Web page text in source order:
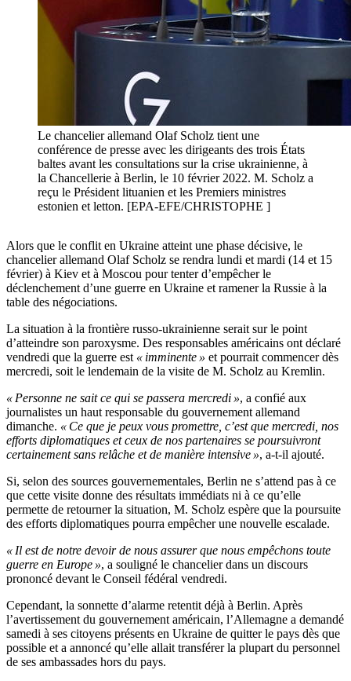
Le chancelier allemand Olaf Scholz tient une
conférence de presse avec les dirigeants des trois États
baltes avant les consultations sur la crise ukrainienne, à
la Chancellerie à Berlin, le 10 février 2022. M. Scholz a
reçu le Président lituanien et les Premiers ministres
estonien et letton. [EPA-EFE/CHRISTOPHE ]
Alors que le conflit en Ukraine atteint une phase décisive, le
chancelier allemand Olaf Scholz se rendra lundi et mardi (14 et 15
février) à Kiev et à Moscou pour tenter d’empêcher le
déclenchement d’une guerre en Ukraine et ramenerla Russie à la
table des négociations.
La situation à la frontière russo-ukrainienne serait sur le point
d’atteindre son paroxysme. Des responsables américains ont déclaré
vendredi que la guerre est « imminente » et pourrait commencer dès
mercredi, soit le lendemain de la visite de M. Scholz au Kremlin.
« Personne ne sait ce qui se passera mercredi », a confié aux
journalistes un haut responsable du gouvernement allemand
dimanche. « Ce que je peux vous promettre, c’est que mercredi, nos
efforts diplomatiques et ceux de nos partenaires se poursuivront
certainement sans relâche et de manière intensive », a-t-il ajouté.
Si, selon des sources gouvernementales, Berlin ne s’attend pas à ce
que cette visite donne des résultats immédiats ni à ce qu’elle
permette de retourner la situation, M. Scholz espère que la poursuite
des efforts diplomatiques pourra empêcher une nouvelle escalade.
« Il est de notre devoir de nous assurer que nous empêchons toute
guerre en Europe », a souligné le chancelier dans un discours
prononcé devant le Conseil fédéral vendredi.
Cependant, la sonnette d’alarme retentit déjà à Berlin. Après
l’avertissement du gouvernement américain, l’Allemagne a demandé
samedi à ses citoyens présents en Ukraine de quitter le pays dès que
possible et a annoncé qu’elle allait transférer la plupart du personnel
de ses ambassades hors du pays.